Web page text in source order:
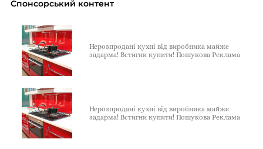
Спонсорський контент
Нерозпродані кухні від виробника майже
задарма! Встигни купити! Пошукова Реклама
Нерозпродані кухні від виробника майже
задарма! Встигни купити! Пошукова Реклама